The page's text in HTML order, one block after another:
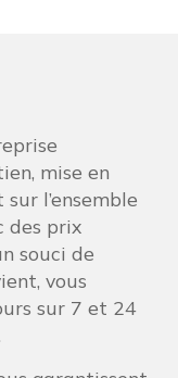
mise en
l’ensemble
des prix
souci de
vous
sur 7 et 24